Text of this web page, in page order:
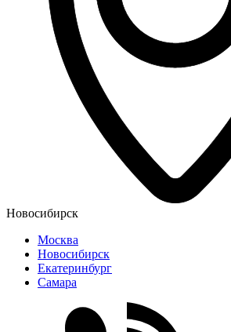
Новосибирск
Москва
Новосибирск
Екатеринбург
Самара